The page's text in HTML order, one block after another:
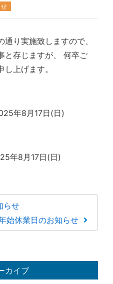
り実施致しますので、
と存じますが、 何卒ご
上げます。
年8月17日(日)
年8月17日(日)
らせ
始休業日のお知らせ
カイブ